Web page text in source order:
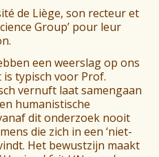
de Liège, son recteur et
Group’ pour leur
een weerslag op ons
is typisch voor Prof.
vernuft laat samengaan
humanistische
dit onderzoek nooit
die zich in een ‘niet-
Het bewustzijn maakt